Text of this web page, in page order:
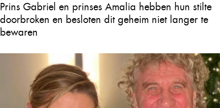
Prins Gabriel en prinses Amalia hebben hun stilte
doorbroken en besloten dit geheim niet langer te
bewaren